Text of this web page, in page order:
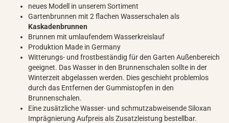
neues Modell in unserem Sortiment
Gartenbrunnen mit 2 flachen Wasserschalen als
Kaskadenbrunnen
Brunnen mit umlaufendem Wasserkreislauf
Produktion Made in Germany
Witterungs- und frostbeständig für den Garten Außenbereich
geeignet. Das Wasser in den Brunnenschalen sollte in der
Winterzeit abgelassen werden. Dies geschieht problemlos
durch das Entfernen der Gummistopfen in den
Brunnenschalen.
Eine zusätzliche Wasser- und schmutzabweisende Siloxan
Imprägnierung Aufpreis als Zusatzleistung bestellbar.